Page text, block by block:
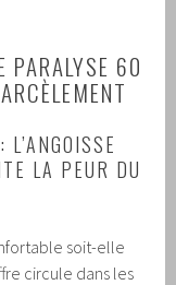
PARALYSE 60
LA PEUR DU
soit-elle
circule dans les